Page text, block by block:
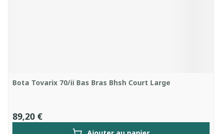
Bota Tovarix 70/ii Bas Bras Bhsh Court Large
89,20 €